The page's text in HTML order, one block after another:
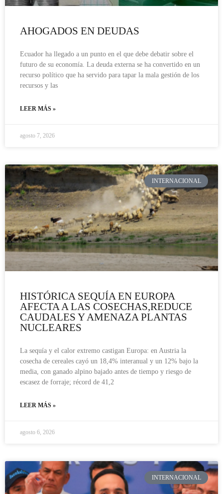
AHOGADOS EN DEUDAS
Ecuador ha llegado a un punto en el que debe debatir sobre el
futuro de su economía. La deuda externa se ha convertido en un
recurso político que ha servido para tapar la mala gestión de los
recursos y las
LEER MÁS »
agosto 7, 2026
INTERNACIONAL
HISTÓRICA SEQUÍA EN EUROPA
AFECTA A LAS COSECHAS,REDUCE
CAUDALES Y AMENAZA PLANTAS
NUCLEARES
La sequía y el calor extremo castigan Europa: en Austria la
cosecha de cereales cayó un 18,4% interanual y un 12% bajo la
media, con ganado alpino bajado antes de tiempo y riesgo de
escasez de forraje; récord de 41,2
LEER MÁS »
agosto 6, 2026
INTERNACIONAL